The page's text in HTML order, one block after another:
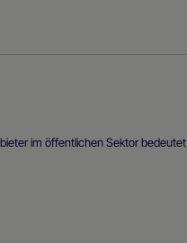
im öffentlichen Sektor bedeutet